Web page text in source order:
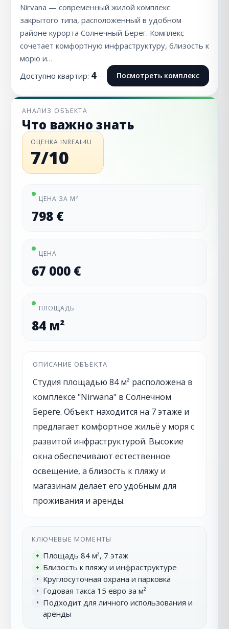
Nirvana — современный жилой комплекс
закрытого типа, расположенный в удобном
районе курорта Солнечный Берег. Комплекс
сочетает комфортную инфраструктуру, близость к
морю и…
Доступно квартир: 4 Посмотреть комплекс
АНАЛИЗ ОБЪЕКТА
Что важно знать
ОЦЕНКА INREAL4U
7/10
ЦЕНА ЗА М²
798 €
ЦЕНА
67 000 €
ПЛОЩАДЬ
84 м²
ОПИСАНИЕ ОБЪЕКТА
Студия площадью 84 м² расположена в
комплексе "Nirwana" в Солнечном
Береге. Объект находится на 7 этаже и
предлагает комфортное жильё у моря с
развитой инфраструктурой. Высокие
окна обеспечивают естественное
освещение, а близость к пляжу и
магазинам делает его удобным для
проживания и аренды.
КЛЮЧЕВЫЕ МОМЕНТЫ
+ Площадь 84 м², 7 этаж
+ Близость к пляжу и инфраструктуре
• Круглосуточная охрана и парковка
• Годовая такса 15 евро за м²
• Подходит для личного использования и
аренды